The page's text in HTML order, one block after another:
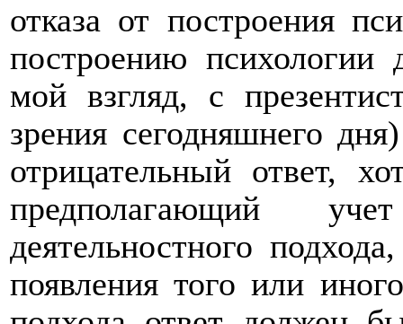
отказа от построения
построению
мой взгляд, с
зрения сегодняшнего
отрицательный ответ,
предполагающий
деятельностного
появления того или